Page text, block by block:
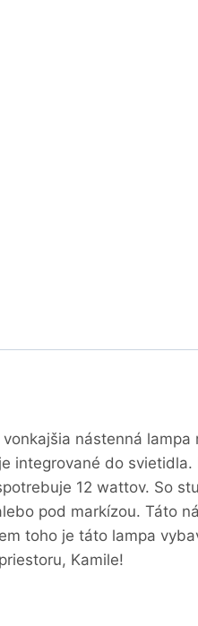
nástenná lampa
integrované do svietidla.
12 wattov. So
pod markízou. Táto
toho je táto lampa
Kamile!